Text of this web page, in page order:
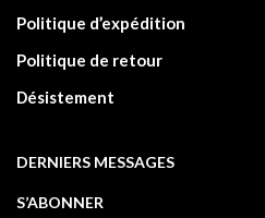
Politique d’expédition
Politique de retour
Désistement
DERNIERS MESSAGES
S’ABONNER